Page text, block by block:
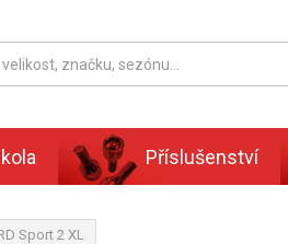
Příslušenství
Sport 2 XL